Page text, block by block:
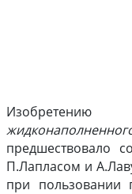
предшествовало
П.Лапласом и
при пользовании